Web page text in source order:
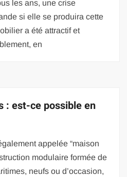
les ans, une crise
si elle se produira cette
a été attractif et
en
: est-ce possible en
appelée “maison
modulaire formée de
neufs ou d’occasion,